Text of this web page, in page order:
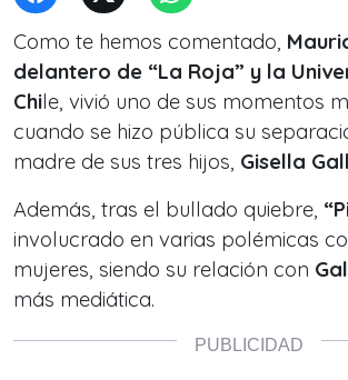
Como te hemos comentado,
delantero de “La Roja” y la
Chile, vivió uno de sus momentos
cuando se hizo pública su
madre de sus tres hijos, Gisella
Además, tras el bullado quiebre,
involucrado en varias polémicas
mujeres, siendo su relación con
más mediática.